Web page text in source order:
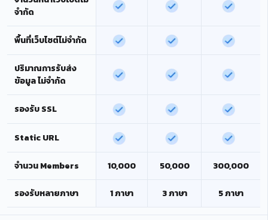
จำกัด
พื้นที่เว็บไซต์ไม่จำกัด
ปริมาณการรับส่ง
ข้อมูล ไม่จำกัด
รองรับ SSL
Static URL
จำนวน Members 10,000 50,000 300,000
รองรับหลายภาษา 1 ภาษา 3 ภาษา 5 ภาษา